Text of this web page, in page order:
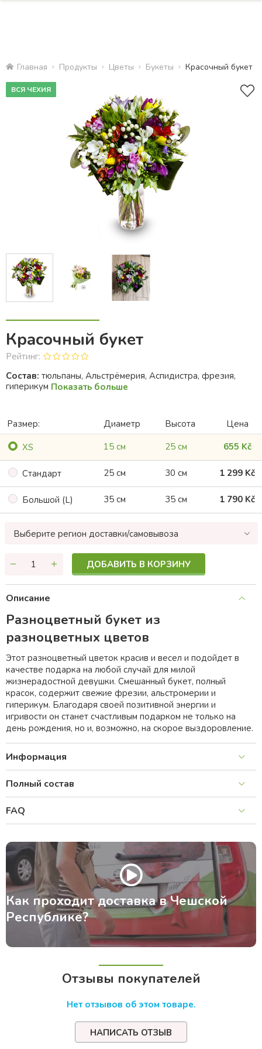
Главная Продукты Цветы Букеты Красочный букет
ВСЯ ЧЕХИЯ
Красочный букет
Рейтинг:
Состав: тюльпаны, Альстрёмерия, Аспидистра, фрезия,
гиперикум Показать больше
Размер: Диаметр Высота
Цена
XS
15 см 25 см 655 Kč
Cтандарт 25 см 30 см 1 299 Kč
Большой (L) 35 см 35 см 1 790 Kč
Выберите регион доставки/самовывоза
ДОБАВИТЬ В КОРЗИНУ
Описание
Разноцветный букет из
разноцветных цветов
Этот разноцветный цветок красив и весел и подойдет в
качестве подарка на любой случай для милой
жизнерадостной девушки. Смешанный букет, полный
красок, содержит свежие фрезии, альстромерии и
гиперикум. Благодаря своей позитивной энергии и
игривости он станет счастливым подарком не только на
день рождения, но и, возможно, на скорое выздоровление.
Информация
Полный состав
FAQ
Как проходит доставка в Чешской
Республике?
Отзывы покупателей
Нет отзывов об этом товаре.
НАПИСАТЬ ОТЗЫВ